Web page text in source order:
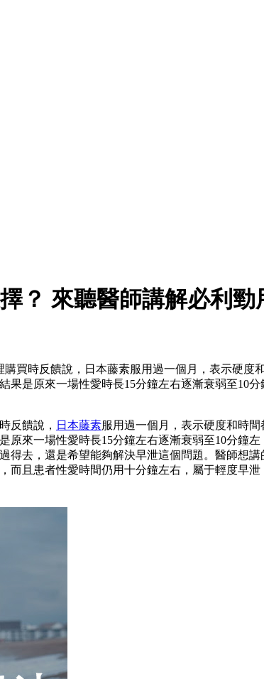
？ 來聽醫師講解必利勁
買時反饋說，日本藤素服用過一個月，表示硬度
果是原來一場性愛時長15分鐘左右逐漸衰弱至10分
反饋說， 日本藤素服用過一個月，表示硬度和時間
原來一場性愛時長15分鐘左右逐漸衰弱至10分鐘左
得去，還是希望能夠解決早泄這個問題。醫師想講
而且患者性愛時間仍用十分鐘左右，屬于輕度早泄